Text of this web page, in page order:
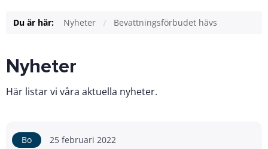
Du är här: Nyheter Bevattningsförbudet hävs
Nyheter
Här listar vi våra aktuella nyheter.
Bo 25 februari 2022